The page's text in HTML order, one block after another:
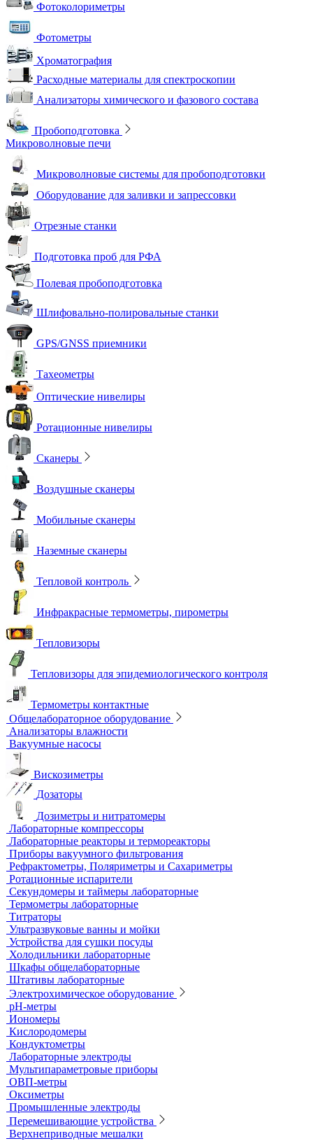
Фотоколориметры
Фотометры
Хроматография
Расходные материалы для спектроскопии
Анализаторы химического и фазового состава
Пробоподготовка
Микроволновые печи
Микроволновые системы для пробоподготовки
Оборудование для заливки и запрессовки
Отрезные станки
Подготовка проб для РФА
Полевая пробоподготовка
Шлифовально-полировальные станки
GPS/GNSS приемники
Тахеометры
Оптические нивелиры
Ротационные нивелиры
Сканеры
Воздушные сканеры
Мобильные сканеры
Наземные сканеры
Тепловой контроль
Инфракрасные термометры, пирометры
Тепловизоры
Тепловизоры для эпидемиологического контроля
Термометры контактные
Общелабораторное оборудование
Вакуумные насосы
Вискозиметры
Дозаторы
Дозиметры и нитратомеры
Лабораторные компрессоры
Лабораторные реакторы и термореакторы
Приборы вакуумного фильтрования
Рефрактометры, Поляриметры и Сахариметры
Ротационные испарители
Секундомеры и таймеры лабораторные
Термометры лабораторные
Титраторы
Ультразвуковые ванны и мойки
Устройства для сушки посуды
Холодильники лабораторные
Шкафы общелабораторные
Штативы лабораторные